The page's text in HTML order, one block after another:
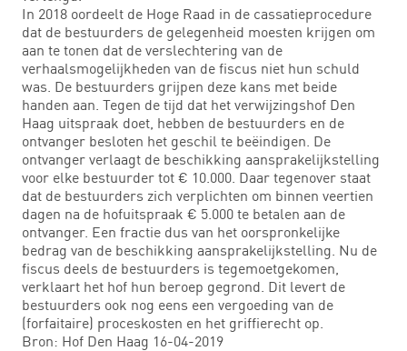
In 2018 oordeelt de Hoge Raad in de cassatieprocedure
dat de bestuurders de gelegenheid moesten krijgen om
aan te tonen dat de verslechtering van de
verhaalsmogelijkheden van de fiscus niet hun schuld
was. De bestuurders grijpen deze kans met beide
handen aan. Tegen de tijd dat het verwijzingshof Den
Haag uitspraak doet, hebben de bestuurders en de
ontvanger besloten het geschil te beëindigen. De
ontvanger verlaagt de beschikking aansprakelijkstelling
voor elke bestuurder tot € 10.000. Daar tegenover staat
dat de bestuurders zich verplichten om binnen veertien
dagen na de hofuitspraak € 5.000 te betalen aan de
ontvanger. Een fractie dus van het oorspronkelijke
bedrag van de beschikking aansprakelijkstelling. Nu de
fiscus deels de bestuurders is tegemoetgekomen,
verklaart het hof hun beroep gegrond. Dit levert de
bestuurders ook nog eens een vergoeding van de
(forfaitaire) proceskosten en het griffierecht op.
Bron: Hof Den Haag 16-04-2019